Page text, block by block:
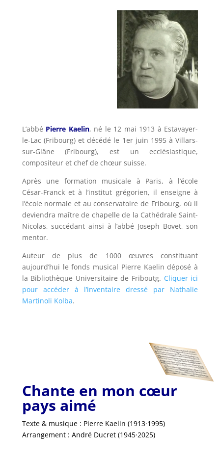
L’abbé Pierre Kaelin, né le 12 mai 1913 à Estavayer-
le-Lac (Fribourg) et décédé le 1er juin 1995 à Villars-
sur-Glâne (Fribourg), est un ecclésiastique,
compositeur et chef de chœur suisse.
Après une formation musicale à Paris, à l’école
César-Franck et à l’institut grégorien, il enseigne à
l’école normale et au conservatoire de Fribourg, où il
deviendra maître de chapelle de la Cathédrale Saint-
Nicolas, succédant ainsi à l’abbé Joseph Bovet, son
mentor.
Auteur de plus de 1000 œuvres constituant
aujourd’hui le fonds musical Pierre Kaelin déposé à
la Bibliothèque Universitaire de Friboutg. Cliquer ici
pour accéder à l’inventaire dressé par Nathalie
Martinoli Kolba.
Chante en mon cœur
pays aimé
Texte & musique : Pierre Kaelin (1913·1995)
Arrangement : André Ducret (1945·2025)